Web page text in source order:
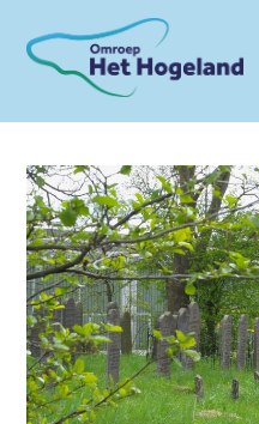
content